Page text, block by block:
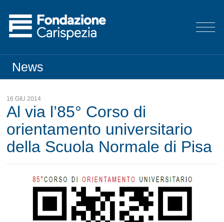
News
16 GIU 2014
Al via l’85° Corso di
orientamento universitario
della Scuola Normale di Pisa